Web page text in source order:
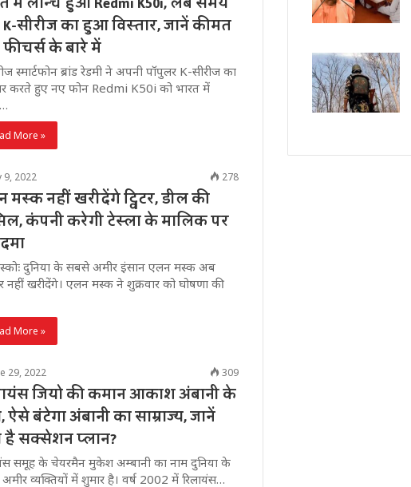
K-सीरीज का हुआ विस्तार, जानें कीमत
के बारे में
स्मार्टफोन ब्रांड रेडमी ने अपनी पॉपुलर K-सीरीज का
करते हुए नए फोन Redmi K50i को भारत में
More »
9, 2022 278
मस्‍क नहीं खरीदेंगे ट्विटर, डील की
कंपनी करेगी टेस्ला के मालिक पर
दुनिया के सबसे अमीर इंसान एलन मस्‍क अब
नहीं खरीदेंगे। एलन मस्क ने शुक्रवार को घोषणा की
More »
29, 2022 309
जियो की कमान आकाश अंबानी के
ऐसे बंटेगा अंबानी का साम्राज्य, जानें
है सक्सेशन प्लान?
समूह के चेयरमैन मुकेश अम्बानी का नाम दुनिया के
व्यक्तियों में शुमार है। वर्ष 2002 में रिलायंस…